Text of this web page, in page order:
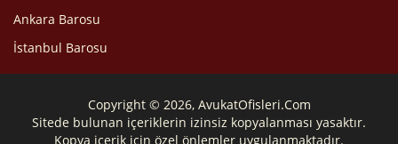
Ankara Barosu
İstanbul Barosu
Copyright © 2026, AvukatOfisleri.Com
Sitede bulunan içeriklerin izinsiz kopyalanması yasaktır.
Kopya içerik için özel önlemler uygulanmaktadır.